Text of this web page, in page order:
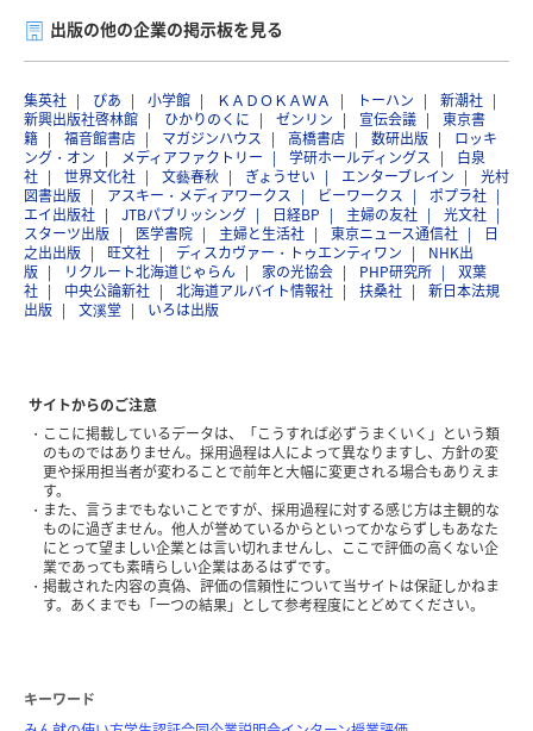
出版の他の企業の掲示板を見る
集英社 ぴあ 小学館 ＫＡＤＯＫＡＷＡ トーハン
新潮社
新興出版社啓林館
ひかりのくに ゼンリン 宣伝会議
東京書
籍
福音館書店 マガジンハウス 高橋書店 数研出版
ロッキ
ング・オン
メディアファクトリー 学研ホールディングス
白泉
社
世界文化社 文藝春秋 ぎょうせい エンターブレイン
光村
図書出版
アスキー・メディアワークス ビーワークス
ポプラ社
エイ出版社
JTBパブリッシング 日経BP 主婦の友社
光文社
スターツ出版
医学書院 主婦と生活社 東京ニュース通信社
日
之出出版
旺文社 ディスカヴァー・トゥエンティワン
NHK出
版
リクルート北海道じゃらん 家の光協会 PHP研究所
双葉
社
中央公論新社 北海道アルバイト情報社 扶桑社
新日本法規
出版
文溪堂 いろは出版
サイトからのご注意
ここに掲載しているデータは、「こうすれば必ずうまくいく」という類
のものではありません。採用過程は人によって異なりますし、方針の変
更や採用担当者が変わることで前年と大幅に変更される場合もありえま
す。
また、言うまでもないことですが、採用過程に対する感じ方は主観的な
ものに過ぎません。他人が誉めているからといってかならずしもあなた
にとって望ましい企業とは言い切れませんし、ここで評価の高くない企
業であっても素晴らしい企業はあるはずです。
掲載された内容の真偽、評価の信頼性について当サイトは保証しかねま
す。あくまでも「一つの結果」として参考程度にとどめてください。
キーワード